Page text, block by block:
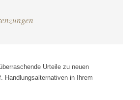
Urteile zu neuen
Handlungsalternativen in Ihrem